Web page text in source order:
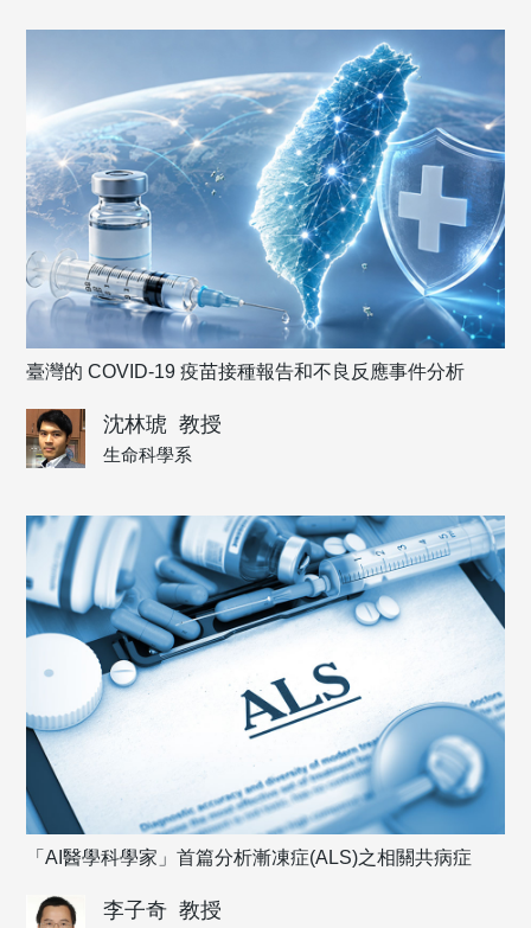
臺灣的 COVID-19 疫苗接種報告和不良反應事件分析
沈林琥 教授
生命科學系
「AI醫學科學家」首篇分析漸凍症(ALS)之相關共病症
李子奇 教授